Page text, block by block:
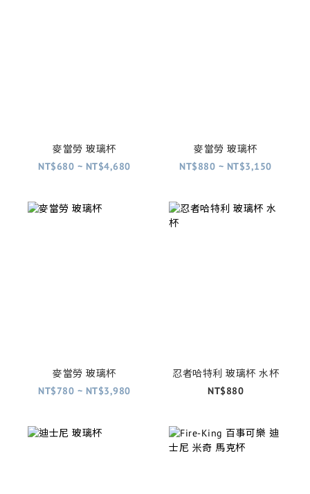
麥當勞 玻璃杯
NT$680 ~ NT$4,680
麥當勞 玻璃杯
NT$880 ~ NT$3,150
麥當勞 玻璃杯
NT$780 ~ NT$3,980
忍者哈特利 玻璃杯 水杯
NT$880